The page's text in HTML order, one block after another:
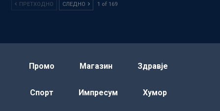
ПРЕТХОДНО СЛЕДНО 1 of 169
Промо Магазин Здравје
Спорт Импресум Хумор